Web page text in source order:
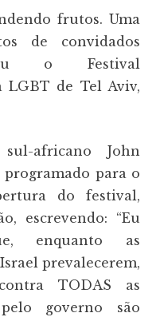
frutos. Uma
de convidados
o Festival
LGBT de Tel Aviv,
africano John
para o
do festival,
escrevendo: “Eu
enquanto as
prevalecerem,
TODAS as
governo são